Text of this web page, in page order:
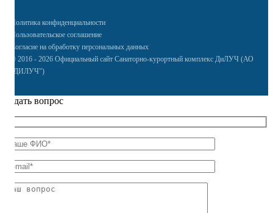
Политика конфиденциальности
Пользовательское соглашение
Согласие на обработку персональных данных
© 2016 - 2026 Официальный сайт Санаторно-курортный комплекс ДиЛУЧ (АО
"ДИЛУЧ")
Задать вопрос